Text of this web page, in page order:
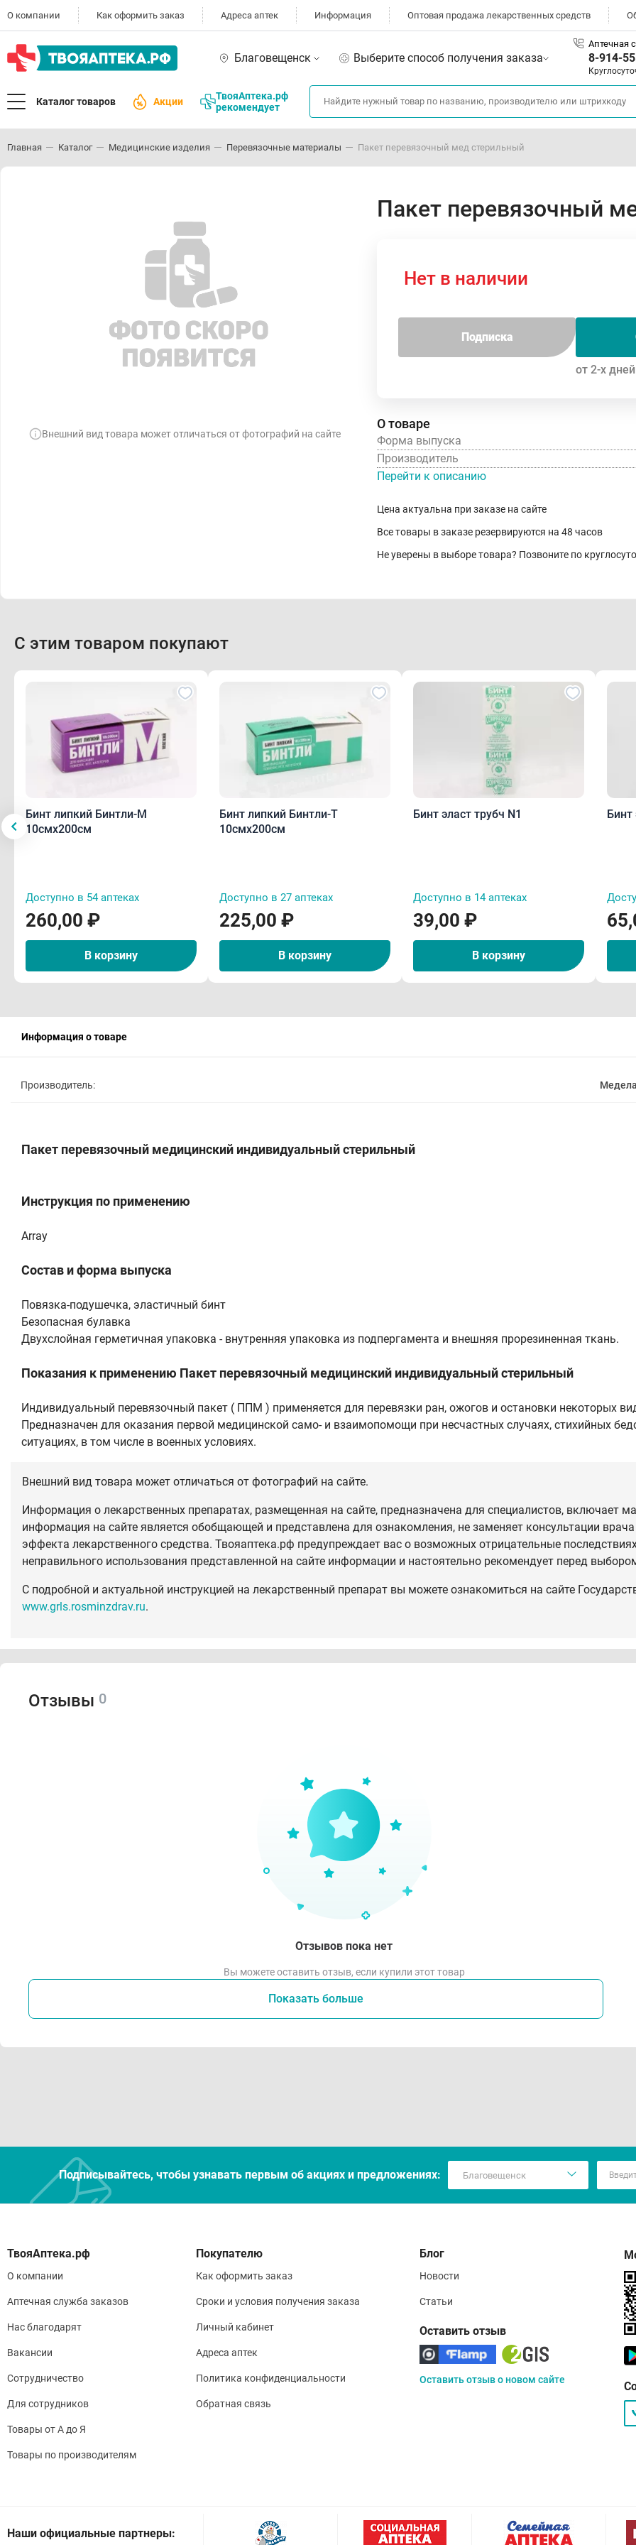
О компании Как оформить заказ Адреса аптек Информация Оптовая продажа лекарственных средств
Благовещенск Выберите способ получения заказа
Аптечная
8-914-
Каталог товаров Акции
ТвояАптека.рф
рекомендует
Главная Каталог Медицинские изделия Перевязочные материалы Пакет перевязочный мед стерильный
Внешний вид товара может отличаться от фотографий на сайте
Пакет перевязочный
Нет в наличии
Подписка
от 2-х дней
О товаре
Форма выпуска
Производитель
Перейти к описанию
Цена актуальна при заказе на сайте
Все товары в заказе резервируются на 48 часов
Не уверены в выборе товара? Позвоните по
С этим товаром покупают
Бинт липкий Бинтли-М
10смх200см
Доступно в 54 аптеках
260,00 ₽
В корзину
Бинт липкий Бинтли-Т
10смх200см
Доступно в 27 аптеках
225,00 ₽
В корзину
Бинт эласт трубч N1
Доступно в 14 аптеках
39,00 ₽
В корзину
Бинт
Информация о товаре
Производитель: Медела
Пакет перевязочный медицинский индивидуальный стерильный
Инструкция по применению
Array
Состав и форма выпуска
Повязка-подушечка, эластичный бинт
Безопасная булавка
Двухслойная герметичная упаковка - внутренняя упаковка из подпергамента и внешняя прорезиненная ткань.
Показания к применению Пакет перевязочный медицинский индивидуальный стерильный
Индивидуальный перевязочный пакет ( ППМ ) применяется для перевязки ран, ожогов и остановки некоторых
Предназначен для оказания первой медицинской само- и взаимопомощи при несчастных случаях, стихийных
ситуациях, в том числе в военных условиях.
Внешний вид товара может отличаться от фотографий на сайте.
Информация о лекарственных препаратах, размещенная на сайте, предназначена для специалистов, включает
информация на сайте является обобщающей и представлена для ознакомления, не заменяет консультации
эффекта лекарственного средства. Твояаптека.рф предупреждает вас о возможных отрицательные
неправильного использования представленной на сайте информации и настоятельно рекомендует перед
С подробной и актуальной инструкцией на лекарственный препарат вы можете ознакомиться на сайте
www.grls.rosminzdrav.ru.
Отзывы 0
Отзывов пока нет
Вы можете оставить отзыв, если купили этот товар
Показать больше
Подписывайтесь, чтобы узнавать первым об акцияx и предложениях:
О компании
Аптечная служба заказов
Нас благодарят
Вакансии
Сотрудничество
Для сотрудников
Товары от А до Я
Товары по производителям
Покупателю
Как оформить заказ
Сроки и условия получения заказа
Личный кабинет
Адреса аптек
Политика конфиденциальности
Обратная связь
Блог
Новости
Статьи
Оставить отзыв
Оставить отзыв о новом сайте
Наши официальные партнеры: